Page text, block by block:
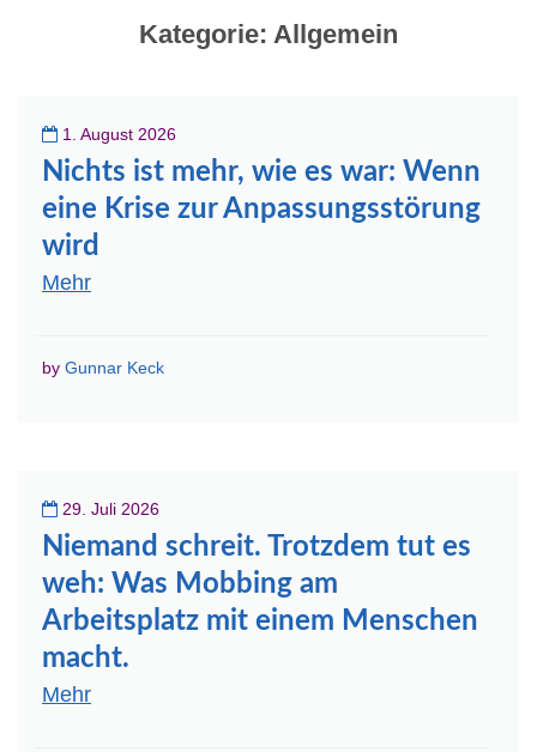
Kategorie: Allgemein
1. August 2026
Nichts ist mehr, wie es war: Wenn
eine Krise zur Anpassungsstörung
wird
Mehr
by Gunnar Keck
29. Juli 2026
Niemand schreit. Trotzdem tut es
weh: Was Mobbing am
Arbeitsplatz mit einem Menschen
macht.
Mehr
Coaching Keck Digitaler Assistent
Hallo! Ich bin der digitale Assistent von Coaching Keck.
Fragen Sie mich gerne zum Angebot, zu Abläufen oder